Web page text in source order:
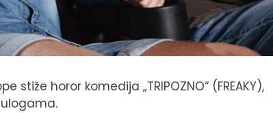
horor komedija „TRIPOZNO“ (FREAKY),